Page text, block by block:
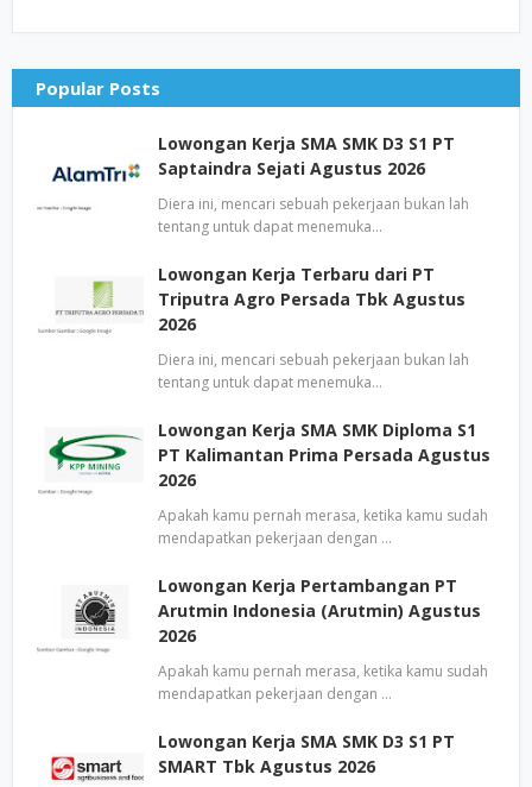
Popular Posts
Lowongan Kerja SMA SMK D3 S1 PT
Saptaindra Sejati Agustus 2026
Diera ini, mencari sebuah pekerjaan bukan lah
tentang untuk dapat menemuka…
Lowongan Kerja Terbaru dari PT
Triputra Agro Persada Tbk Agustus
2026
Diera ini, mencari sebuah pekerjaan bukan lah
tentang untuk dapat menemuka…
Lowongan Kerja SMA SMK Diploma S1
PT Kalimantan Prima Persada Agustus
2026
Apakah kamu pernah merasa, ketika kamu sudah
mendapatkan pekerjaan dengan …
Lowongan Kerja Pertambangan PT
Arutmin Indonesia (Arutmin) Agustus
2026
Apakah kamu pernah merasa, ketika kamu sudah
mendapatkan pekerjaan dengan …
Lowongan Kerja SMA SMK D3 S1 PT
SMART Tbk Agustus 2026